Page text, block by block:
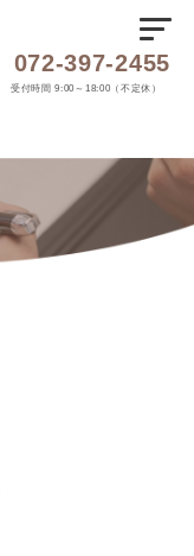
072-397-2455
受付時間 9:00～18:00（不定休）